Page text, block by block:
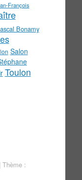
François
Bonamy
Salon
Toulon
Thème :